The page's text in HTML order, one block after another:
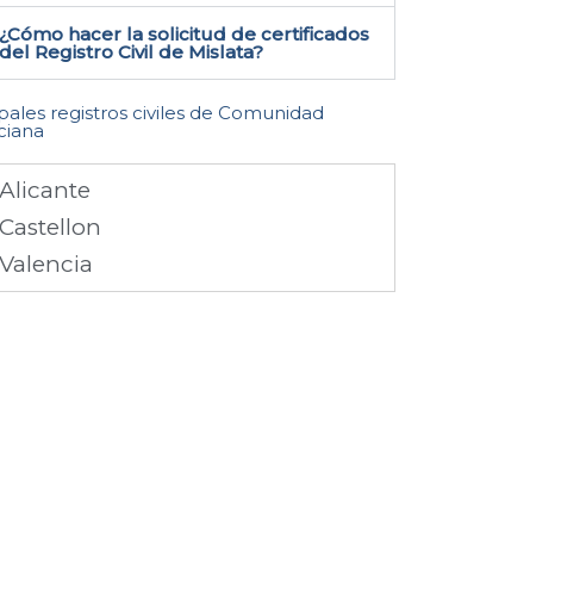
¿Cómo hacer la solicitud de certificados
del Registro Civil de Mislata​?
registros civiles de Comunidad
Alicante
Castellon
Valencia